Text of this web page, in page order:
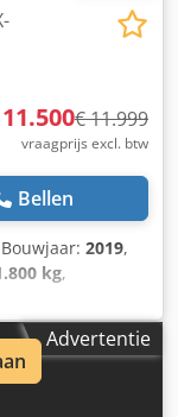
€ 11.999
vraagprijs excl. btw
Bellen
2019,
kg,
3.500 kg,
1.800
Advertentie